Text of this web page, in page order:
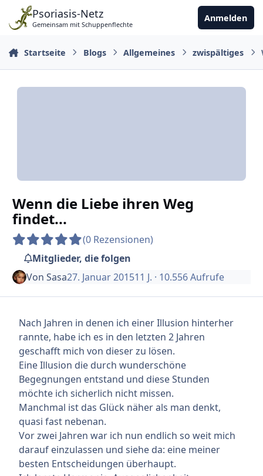
Zu Inhalt springen
Psoriasis-Netz
Gemeinsam mit Schuppenflechte
Anmelden
Startseite Blogs Allgemeines zwispältiges
Wenn die Liebe ihren Weg
findet...
(0 Rezensionen)
Mitglieder, die folgen
Von Sasa27. Januar 201511 J. · 10.556 Aufrufe
Nach Jahren in denen ich einer Illusion hinterher
rannte, habe ich es in den letzten 2 Jahren
geschafft mich von dieser zu lösen.
Eine Illusion die durch wunderschöne
Begegnungen entstand und diese Stunden
möchte ich sicherlich nicht missen.
Manchmal ist das Glück näher als man denkt,
quasi fast nebenan.
Vor zwei Jahren war ich nun endlich so weit mich
darauf einzulassen und siehe da: eine meiner
besten Entscheidungen überhaupt.